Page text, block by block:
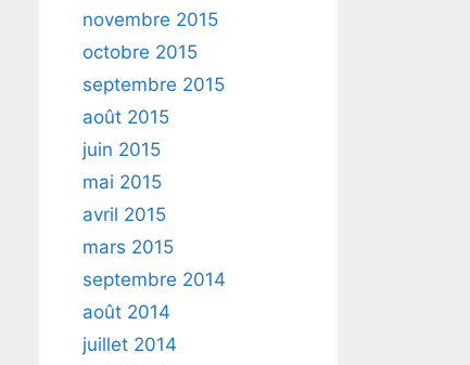
novembre 2015
octobre 2015
septembre 2015
août 2015
juin 2015
mai 2015
avril 2015
mars 2015
septembre 2014
août 2014
juillet 2014